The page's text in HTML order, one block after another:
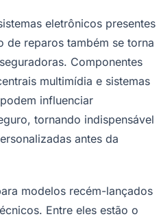
eletrônicos presentes
de reparos também se torna
Componentes
multimídia e sistemas
influenciar
tornando indispensável
antes da
modelos recém-lançados
Entre eles estão o